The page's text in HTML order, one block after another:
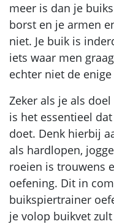
meer is dan je
borst en je armen
niet. Je buik is
iets waar men
echter niet de
Zeker als je als
is het essentieel
doet. Denk hierbij
als hardlopen,
roeien is trouwens
oefening. Dit in
buikspiertrainer
je volop buikvet